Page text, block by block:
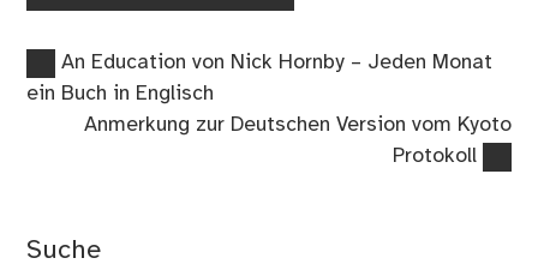
Beitragsnavigation
Vorheriger
Beitrag:
An Education von Nick Hornby – Jeden Monat
ein Buch in Englisch
Nächster
Anmerkung zur Deutschen Version vom Kyoto
Protokoll
Suche